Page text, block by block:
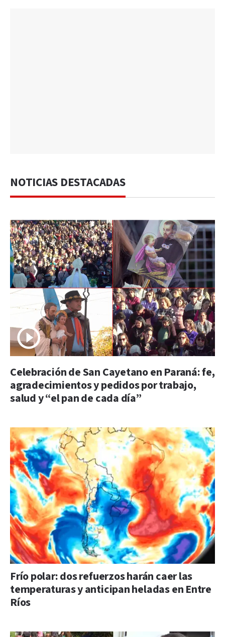
NOTICIAS DESTACADAS
Celebración de San Cayetano en Paraná: fe,
agradecimientos y pedidos por trabajo,
salud y “el pan de cada día”
Frío polar: dos refuerzos harán caer las
temperaturas y anticipan heladas en Entre
Ríos